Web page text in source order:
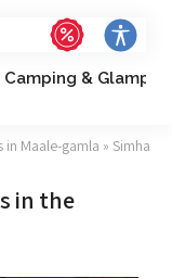
Camping &
in Maale-gamla » Simha
in the